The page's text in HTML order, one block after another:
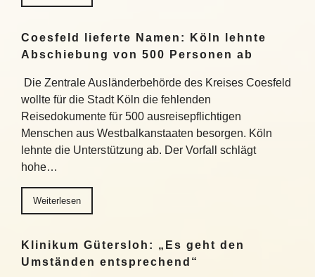
Coesfeld lieferte Namen: Köln lehnte
Abschiebung von 500 Personen ab
Die Zentrale Ausländerbehörde des Kreises Coesfeld
wollte für die Stadt Köln die fehlenden
Reisedokumente für 500 ausreisepflichtigen
Menschen aus Westbalkanstaaten besorgen. Köln
lehnte die Unterstützung ab. Der Vorfall schlägt
hohe…
Weiterlesen
Klinikum Gütersloh: „Es geht den
Umständen entsprechend“